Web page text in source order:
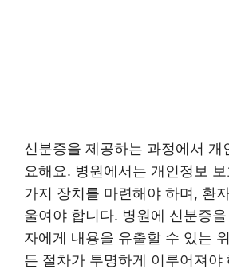
신분증을 제공하는 과정에서 개
요해요. 병원에서는 개인정보
가지 장치를 마련해야 하며, 환
울여야 합니다. 병원에 신분증
자에게 내용을 유출할 수 있는
든 절차가 투명하게 이루어져야